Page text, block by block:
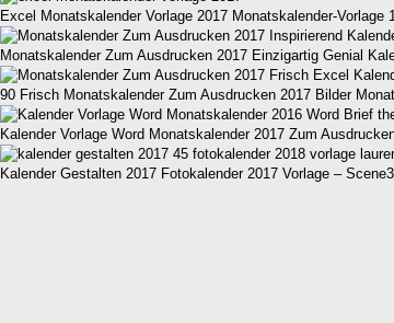
Excel Monatskalender Vorlage 2017 Monatskalender-Vorlage
Monatskalender Zum Ausdrucken 2017 Einzigartig Genial
90 Frisch Monatskalender Zum Ausdrucken 2017 Bilder
Kalender Vorlage Word Monatskalender 2017 Zum
Kalender Gestalten 2017 Fotokalender 2017 Vorlage –